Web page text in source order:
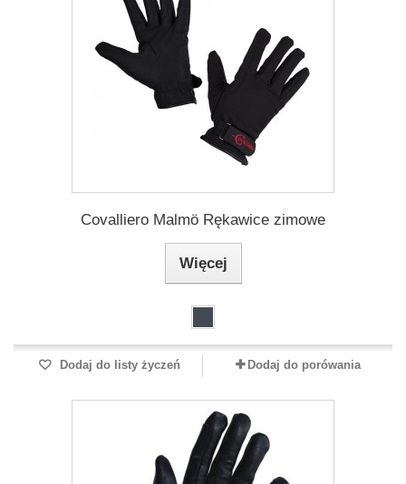
Covalliero Malmö Rękawice zimowe
Więcej
Dodaj do listy życzeń Dodaj do porówania